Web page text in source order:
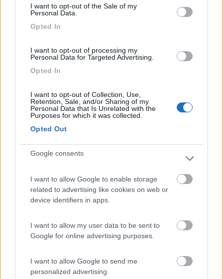
I want to opt-out of the Sale of my
Personal Data.
Opted In
I want to opt-out of processing my
Personal Data for Targeted Advertising.
Opted In
I want to opt-out of Collection, Use,
Retention, Sale, and/or Sharing of my
Personal Data that Is Unrelated with the
Purposes for which it was collected.
Opted Out
Google consents
I want to allow Google to enable storage
related to advertising like cookies on web or
device identifiers in apps.
I want to allow my user data to be sent to
Google for online advertising purposes.
I want to allow Google to send me
personalized advertising.
FRANCIA- Loira
Pubblicato il28/11/2012
Castelli della Loira e Costa Atlantica in
camper
2 4764
Periodo